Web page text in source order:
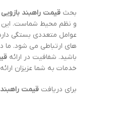
بحث قیمت راهبند بازویی 4
و نظم محیط شماست. این
عوامل متعددی بستگی
های ارتباطی می شود. ما
باشید. شفافیت در ارائه
خدمات به شما عزیزان
برای دریافت قیمت راهبند بازویی